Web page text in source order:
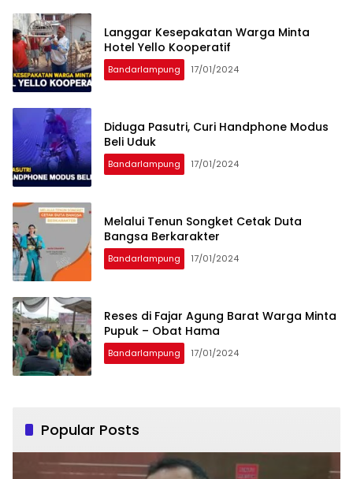
Langgar Kesepakatan Warga Minta
Hotel Yello Kooperatif
Bandarlampung 17/01/2024
Diduga Pasutri, Curi Handphone Modus
Beli Uduk
Bandarlampung 17/01/2024
Melalui Tenun Songket Cetak Duta
Bangsa Berkarakter
Bandarlampung 17/01/2024
Reses di Fajar Agung Barat Warga Minta
Pupuk – Obat Hama
Bandarlampung 17/01/2024
Popular Posts